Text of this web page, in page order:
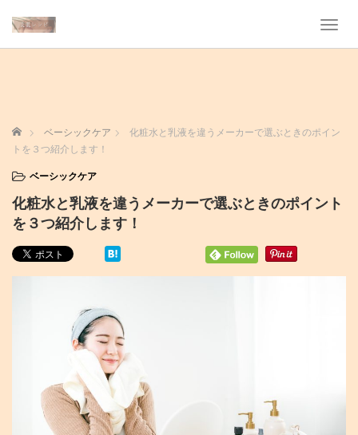
T
a
a
ホーム ベーシックケア
化粧水と乳液を違うメーカーで選ぶときのポイン
トを３つ紹介します！
ベーシックケア
化粧水と乳液を違うメーカーで選ぶときのポイント
を３つ紹介します！